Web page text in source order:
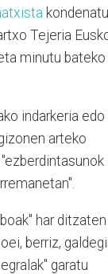
kondenatu
Tejeria
minutu bateko
indarkeria edo
arteko
har ditzaten
berriz,
garatu